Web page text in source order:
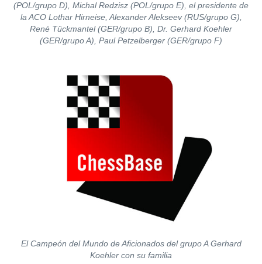
(POL/grupo D), Michal Redzisz (POL/grupo E), el presidente de
la ACO Lothar Hirneise, Alexander Alekseev (RUS/grupo G),
René Tückmantel (GER/grupo B), Dr. Gerhard Koehler
(GER/grupo A), Paul Petzelberger (GER/grupo F)
El Campeón del Mundo de Aficionados del grupo A Gerhard
Koehler con su familia